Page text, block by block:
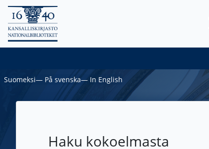
Suomeksi― På svenska― In English
Haku kokoelmasta